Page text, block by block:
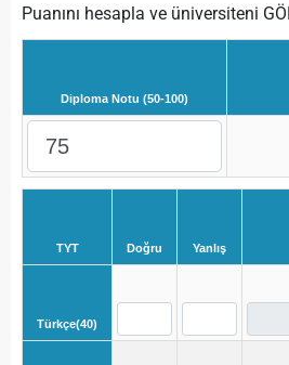
Puanını hesapla ve üniversiteni
Diploma Notu (50-100)
TYT Doğru Yanlış
Türkçe(40)